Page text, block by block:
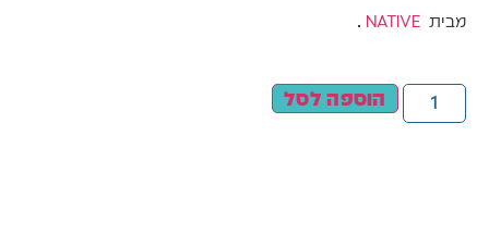
מביתNATIVE
.
הוספה לסל